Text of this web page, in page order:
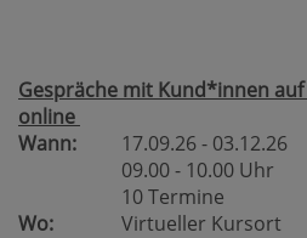
Gespräche mit Kund*innen
online
Wann:
17.09.26 - 03.12.26
09.00 - 10.00 Uhr
10 Termine
Wo:
Virtueller Kursort